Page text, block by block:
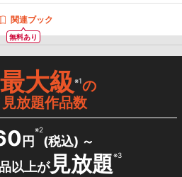
無料あり
関連ブック
大級※1の
放題作品数
円
※2
(税込) ～
以上が見放題※3